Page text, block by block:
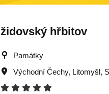
židovský hřbitov
Památky
Východní Čechy, Litomyšl,